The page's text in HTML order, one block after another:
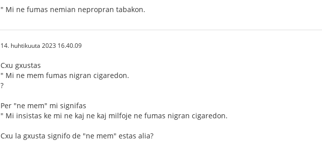
" Mi ne fumas nemian nepropran tabakon.
14. huhtikuuta 2023 16.40.09
Cxu gxustas
" Mi ne mem fumas nigran cigaredon.
?
Per "ne mem" mi signifas
" Mi insistas ke mi ne kaj ne kaj milfoje ne fumas nigran cigaredon.
Cxu la gxusta signifo de "ne mem" estas alia?